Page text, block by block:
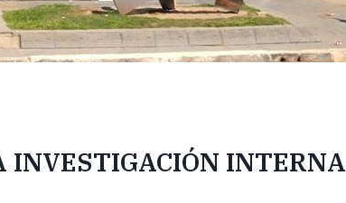
INVESTIGACIÓN INTERNA